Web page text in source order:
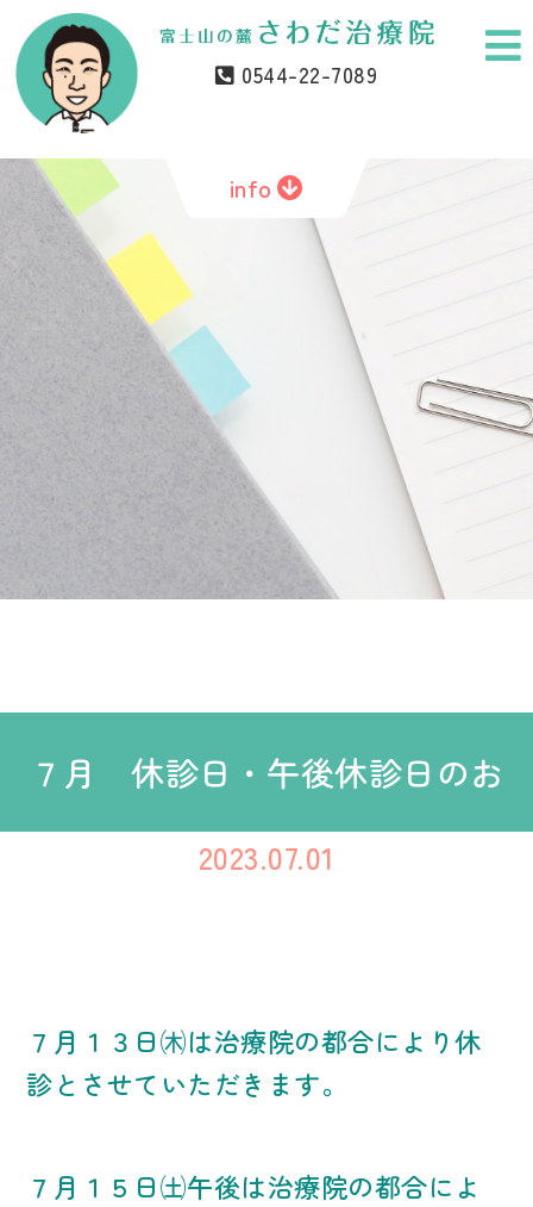
0544-22-7089
info
７月 休診日・午後休診日のお
2023.07.01
７月１３日㈭は治療院の都合により休
診とさせていただきます。
７月１５日㈯午後は治療院の都合によ